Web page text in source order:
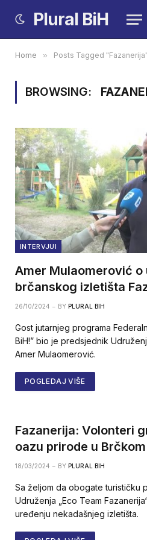
Plural BiH
Home » Posts Tagged "Fazanerija"
BROWSING:
INTERVJUI
Amer Mulaomerović o
brčanskog izletišta
26/10/2024 BY PLURAL BIH
Gost jutarnjeg programa
BiH!” bio je predsjednik
Amer Mulaomerović.
POGLEDAJ VIŠE
Fazanerija: Volonteri
oazu prirode u Brčkom
18/03/2024 BY PLURAL BIH
Sa željom da obogate turističku
Udruženja „Eco Team
uređenju nekadašnjeg izletišta.